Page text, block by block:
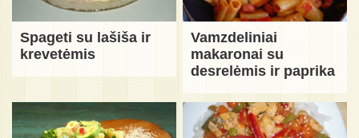
Spageti su lašiša ir
krevetėmis
Vamzdeliniai
makaronai su
desrelėmis ir paprika